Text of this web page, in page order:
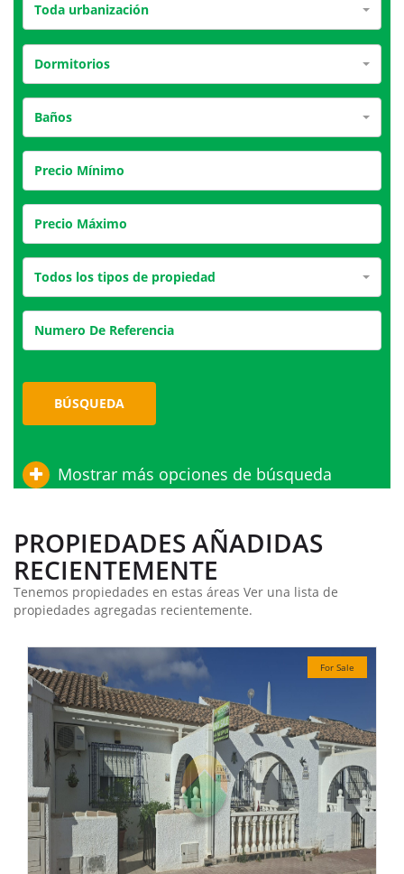
Toda urbanización
Dormitorios
Baños
Todos los tipos de propiedad
BÚSQUEDA
Mostrar más opciones de búsqueda
PROPIEDADES AÑADIDAS
RECIENTEMENTE
Tenemos propiedades en estas áreas Ver una lista de
propiedades agregadas recientemente.
For Sale